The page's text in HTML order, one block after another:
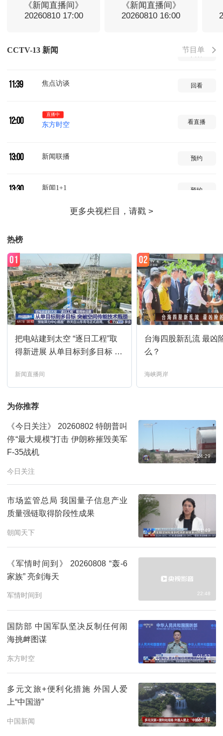
《新闻直播间》
20260810 17:00
《新闻直播间》
20260810 16:00
CCTV-13 新闻 节目单
新闻联播
11:32 天气预报 回看
11:39 焦点访谈 回看
12:00
直播中
东方时空 看直播
13:00 新闻联播 预约
13:30 新闻1+1 预约
14:30 预约
15:00 24小时 预约
16:00 午夜新闻 预约
17:00
17:21 焦点访谈
17:37
18:00 新闻直播间 预约
18:33
19:00 新闻直播间 预约
热榜
把电站建到太空 “逐日工程”取
得新进展 从单目标到多目标 突
新闻直播间
01
台海四股新乱流 最凶
么？
海峡两岸
02
为你推荐
《今日关注》 20260802 特朗普叫
停“最大规模”打击 伊朗称摧毁美军
F-35战机
今日关注
24:29
市场监管总局 我国量子信息产业
质量强链取得阶段性成果
朝闻天下 01:49
《军情时间到》 20260808 “轰-6
家族” 亮剑海天
军情时间到 22:48
国防部 中国军队坚决反制任何闹
海挑衅图谋
东方时空 01:52
多元文旅+便利化措施 外国人爱
上“中国游”
中国新闻 02:41